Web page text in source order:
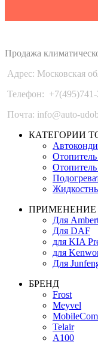
Продажа
Адрес: Московская
Телефон:
Почта: info@auto-
КАТЕГОРИИ
Отопитель
ПРИМЕНЕНИЕ
Для
Для DAF
для KIA
для
Для
БРЕНД
Frost
Meyvel
Telair
А100